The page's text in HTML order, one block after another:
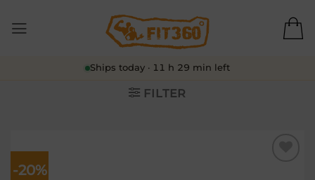
Ships today · 11 h 29 min left
FILTER
-20%